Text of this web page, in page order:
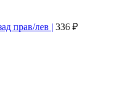
прав/лев | 336 ₽